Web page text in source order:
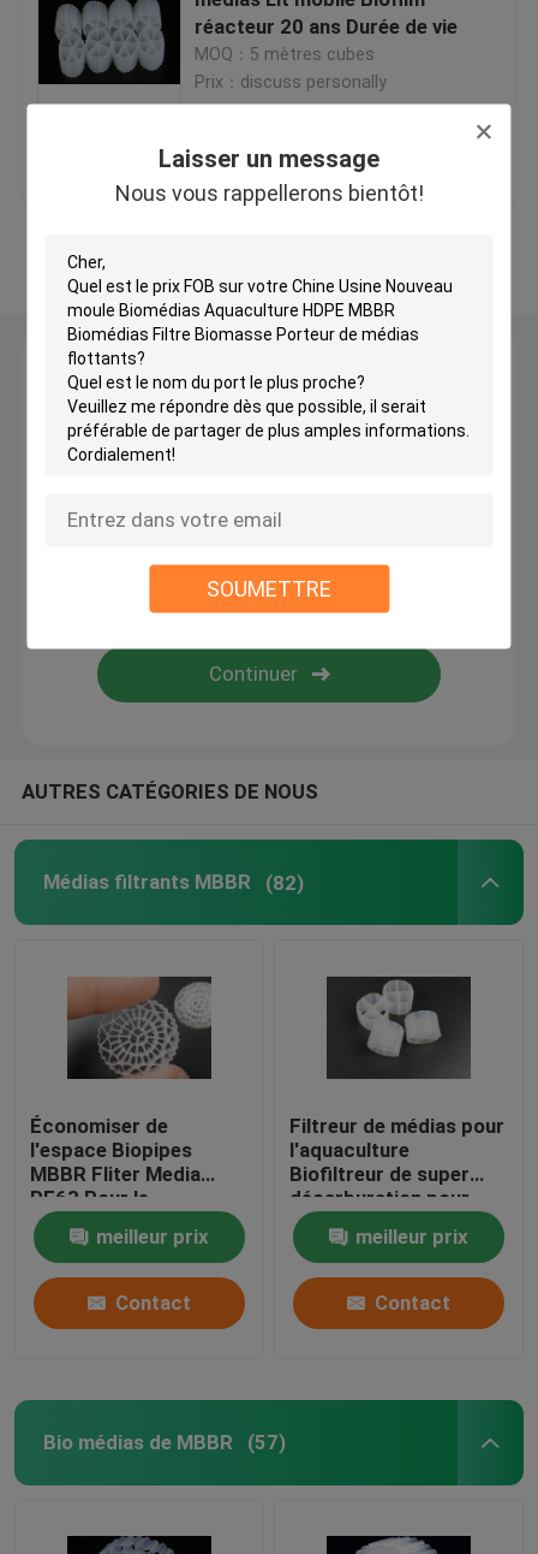
Laisser un message
Nous vous rappellerons bientôt!
SOUMETTRE
Filtres en plastique
Les médias de filtrage K1
Réacteur à biofilm
Filtreur de Kaldnes
Filtreur à billes biologiques
bio médias de filtrage
Porteur MBBR
Les médias de filtrage de bloc biologique
Pile de feuille de PVC
réacteur 20 ans Durée de vie
MOQ：5 mètres cubes
Prix：discuss personally
meilleur prix Contact
Laisser un message
Nous vous rappellerons bientôt!
AUTRES CATÉGORIES DE NOUS
Médias filtrants MBBR (82)
Économiser de
l'espace Biopipes
MBBR Fliter Media
PE63 Pour le
traitement des eaux
usées / RAS Avec
technologie A2/O de
couleur blanche
meilleur prix
Contact
Filtreur de médias pour
l'aquaculture
Biofiltreur de super
décarburation pour
Ras Pêche
meilleur prix
Contact
Bio médias de MBBR (57)